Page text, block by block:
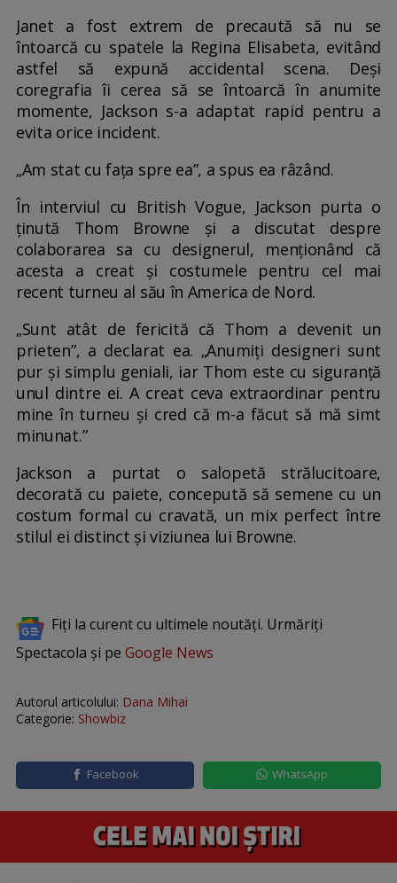
Janet a fost extrem de precaută să nu se
întoarcă cu spatele la Regina Elisabeta, evitând
astfel să expună accidental scena. Deși
coregrafia îi cerea să se întoarcă în anumite
momente, Jackson s-a adaptat rapid pentru a
evita orice incident.
„Am stat cu fața spre ea”, a spus ea râzând.
În interviul cu British Vogue, Jackson purta o
ținută Thom Browne și a discutat despre
colaborarea sa cu designerul, menționând că
acesta a creat și costumele pentru cel mai
recent turneu al său în America de Nord.
„Sunt atât de fericită că Thom a devenit un
prieten”, a declarat ea. „Anumiți designeri sunt
pur și simplu geniali, iar Thom este cu siguranță
unul dintre ei. A creat ceva extraordinar pentru
mine în turneu și cred că m-a făcut să mă simt
minunat.”
Jackson a purtat o salopetă strălucitoare,
decorată cu paiete, concepută să semene cu un
costum formal cu cravată, un mix perfect între
stilul ei distinct și viziunea lui Browne.
Fiți la curent cu ultimele noutăți. Urmăriți
Spectacola și pe Google News
Autorul articolului: Dana Mihai
Categorie: Showbiz
Facebook WhatsApp